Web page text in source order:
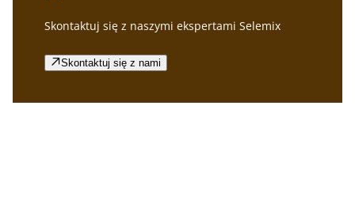
Skontaktuj się z naszymi ekspertami Selemix
Skontaktuj się z nami